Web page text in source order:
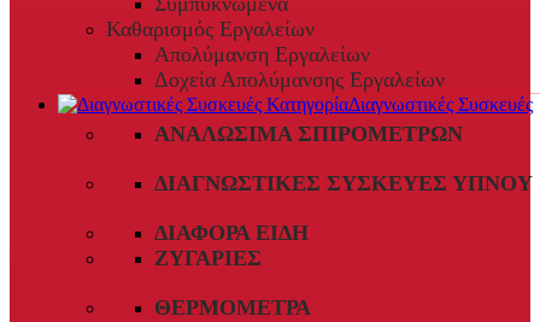
Καθαρισμός Εργαλείων
Απολύμανση Εργαλείων
Δοχεία Απολύμανσης Εργαλείων
Διαγνωστικές Συσκευές
ΑΝΑΛΏΣΙΜΑ ΣΠΙΡΟΜΈΤΡΩΝ
ΔΙΑΓΝΩΣΤΙΚΈΣ ΣΥΣΚΕΥΈΣ ΎΠΝΟΥ
ΔΙΆΦΟΡΑ ΕΊΔΗ
ΖΥΓΑΡΙΈΣ
ΘΕΡΜΌΜΕΤΡΑ